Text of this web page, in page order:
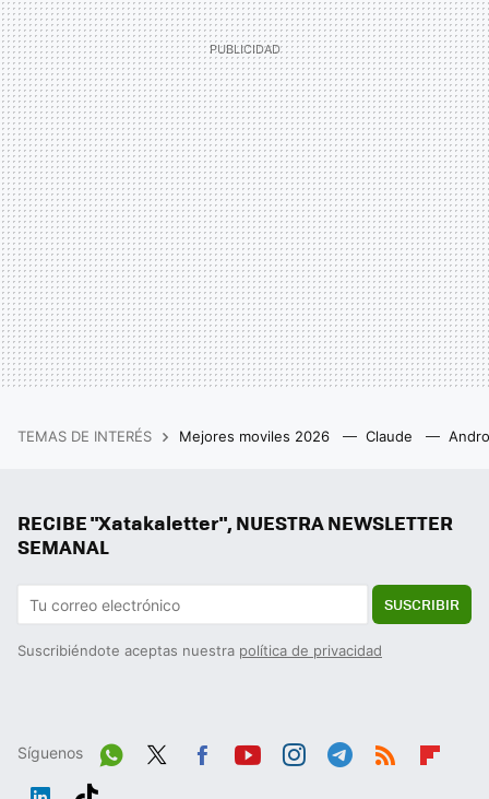
TEMAS DE INTERÉS Mejores moviles 2026 Claude
RECIBE "Xatakaletter", NUESTRA NEWSLETTER
SEMANAL
SUSCRIBIR
Suscribiéndote aceptas nuestra política de privacidad
Síguenos
Wh